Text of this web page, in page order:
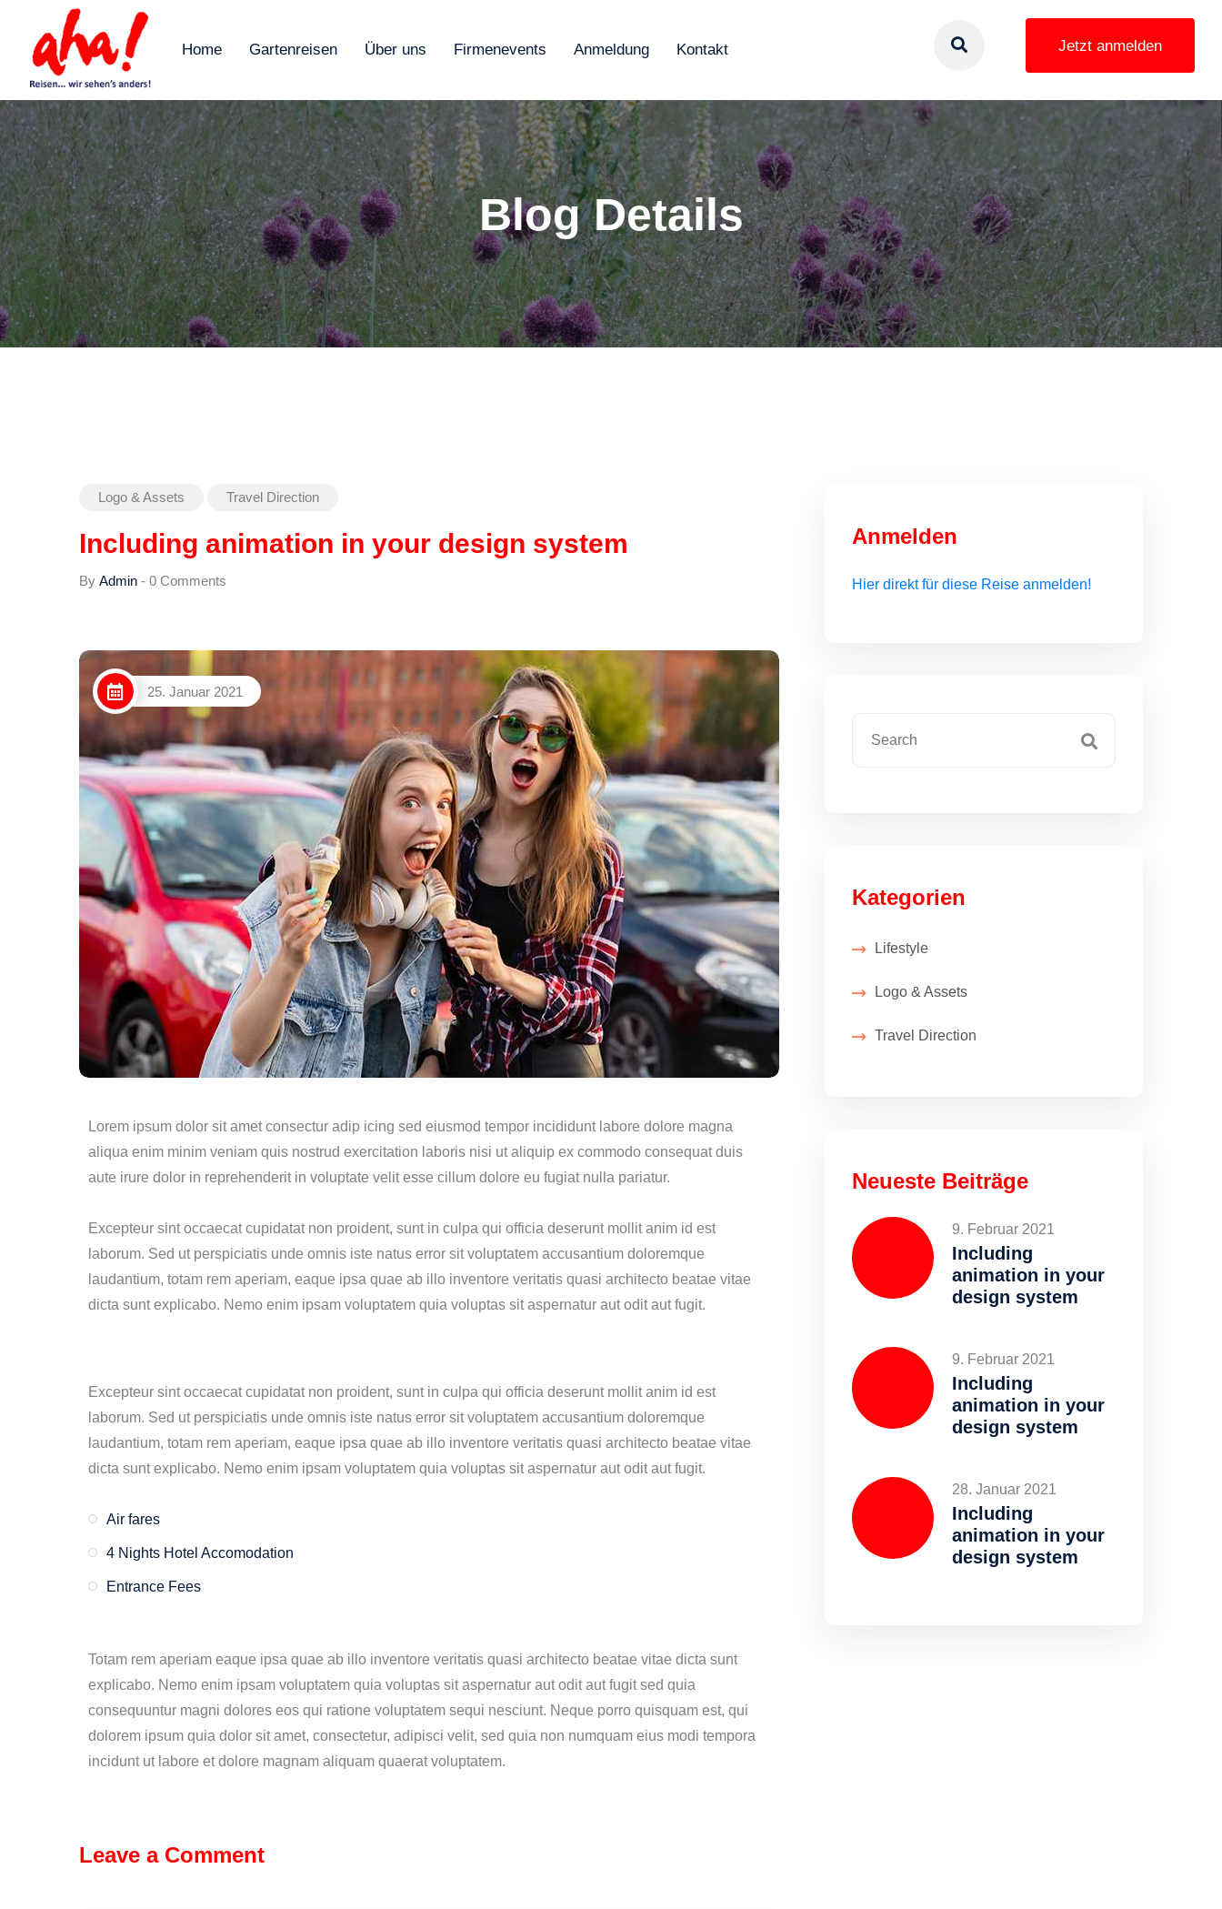
Home Gartenreisen Über uns Firmenevents Anmeldung Kontakt Jetzt anmelden
Blog Details
Logo & Assets Travel Direction
Including animation in your design system
By Admin - 0 Comments
25. Januar 2021
Lorem ipsum dolor sit amet consectur adip icing sed eiusmod tempor incididunt labore dolore magna
aliqua enim minim veniam quis nostrud exercitation laboris nisi ut aliquip ex commodo consequat duis
aute irure dolor in reprehenderit in voluptate velit esse cillum dolore eu fugiat nulla pariatur.
Excepteur sint occaecat cupidatat non proident, sunt in culpa qui officia deserunt mollit anim id est
laborum. Sed ut perspiciatis unde omnis iste natus error sit voluptatem accusantium doloremque
laudantium, totam rem aperiam, eaque ipsa quae ab illo inventore veritatis quasi architecto beatae vitae
dicta sunt explicabo. Nemo enim ipsam voluptatem quia voluptas sit aspernatur aut odit aut fugit.
Excepteur sint occaecat cupidatat non proident, sunt in culpa qui officia deserunt mollit anim id est
laborum. Sed ut perspiciatis unde omnis iste natus error sit voluptatem accusantium doloremque
laudantium, totam rem aperiam, eaque ipsa quae ab illo inventore veritatis quasi architecto beatae vitae
dicta sunt explicabo. Nemo enim ipsam voluptatem quia voluptas sit aspernatur aut odit aut fugit.
Air fares
4 Nights Hotel Accomodation
Entrance Fees
Totam rem aperiam eaque ipsa quae ab illo inventore veritatis quasi architecto beatae vitae dicta sunt
explicabo. Nemo enim ipsam voluptatem quia voluptas sit aspernatur aut odit aut fugit sed quia
consequuntur magni dolores eos qui ratione voluptatem sequi nesciunt. Neque porro quisquam est, qui
dolorem ipsum quia dolor sit amet, consectetur, adipisci velit, sed quia non numquam eius modi tempora
incidunt ut labore et dolore magnam aliquam quaerat voluptatem.
Leave a Comment
Anmelden
Hier direkt für diese Reise anmelden!
Kategorien
Lifestyle
Logo & Assets
Travel Direction
Neueste Beiträge
9. Februar 2021
Including
animation in your
design system
9. Februar 2021
Including
animation in your
design system
28. Januar 2021
Including
animation in your
design system